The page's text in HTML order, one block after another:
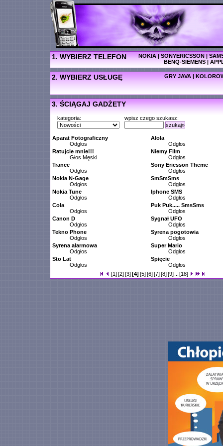
1. WYBIERZ TELEFON NOKIA|SONYERICSSON|
BENQ-SIEMENS|
2. WYBIERZ USŁUGĘ GRY JAVA |
3. ŚCIĄGAJ GADŻETY
kategoria:
wpisz czego szukasz:
szukaj»
Aparat Fotograficzny
Odgłos
Ałoła
Odgłos
Ratujcie mnie!!!
Głos Męski
Niemy Film
Odgłos
Trance
Odgłos
Sony Ericsson Theme
Odgłos
Nokia N-Gage
Odgłos
SmSmSms
Odgłos
Nokia Tune
Odgłos
Iphone SMS
Odgłos
Cola
Odgłos
Puk Puk..... SmsSms
Odgłos
Canon D
Odgłos
Sygnał UFO
Odgłos
Tekno Phone
Odgłos
Syrena pogotowia
Odgłos
Syrena alarmowa
Odgłos
Super Mario
Odgłos
Sto Lat
Odgłos
Spięcie
Odgłos
[1] [2] [3] [4] [5] [6] [7] [8] [9] [18]